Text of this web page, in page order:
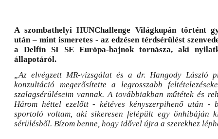
A szombathelyi HUNChallenge Világkupán történt
után – mint ismeretes - az edzésen térdsérülést
a Delfin SI SE Európa-bajnok tornásza, aki
állapotáról.
„Az elvégzett MR-vizsgálat és a dr. Hangody László
konzultáció megerősítette a legrosszabb
szalagsérüléseim vannak. A továbbiakban műtétek és
Három héttel ezelőtt - kétéves kényszerpihenő után -
sportoló voltam, aki sikeresen felépült egy önhibáján
sérülésből. Bízom benne, hogy idővel újra a szerekhez